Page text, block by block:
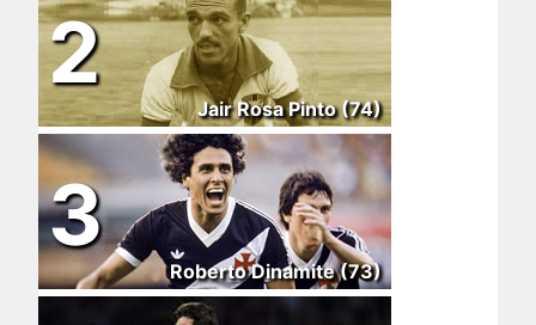
2
Jair Rosa Pinto (74)
3
Roberto Dinamite (73)